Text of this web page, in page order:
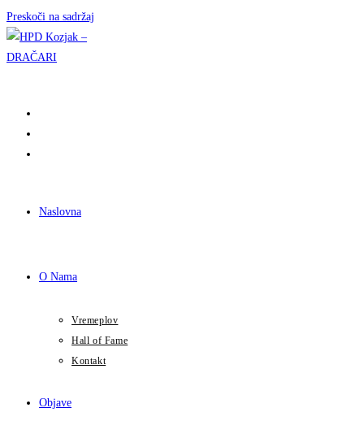
Preskoči na sadržaj
Naslovna
O Nama
Vremeplov
Hall of Fame
Kontakt
Objave